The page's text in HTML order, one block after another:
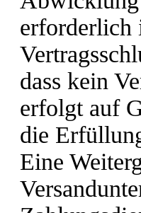
erforderlich
dass kein
erfolgt auf
die
Eine